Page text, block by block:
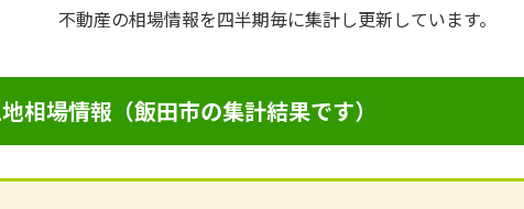
不動産の相場情報を四半期毎に集計し更新しています。
相場情報（飯田市の集計結果です）